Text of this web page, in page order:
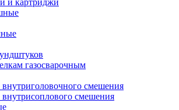
и картриджи
газосварочным
смешения
смешения